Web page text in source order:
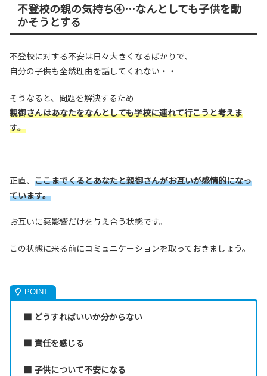
不登校の親の気持ち④…なんとしても子供を動
かそうとする
不登校に対する不安は日々大きくなるばかりで、
自分の子供も全然理由を話してくれない・・
そうなると、問題を解決するため
親御さんはあなたをなんとしても学校に連れて行こうと考えま
す。
正直、 ここまでくるとあなたと親御さんがお互いが感情的になっ
ています。
お互いに悪影響だけを与え合う状態です。
この状態に来る前にコミュニケーションを取っておきましょう。
■ どうすればいいか分からない
■ 責任を感じる
■ 子供について不安になる